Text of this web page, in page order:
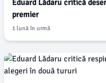
Eduard Lădaru critică
premier
1 lună în urmă